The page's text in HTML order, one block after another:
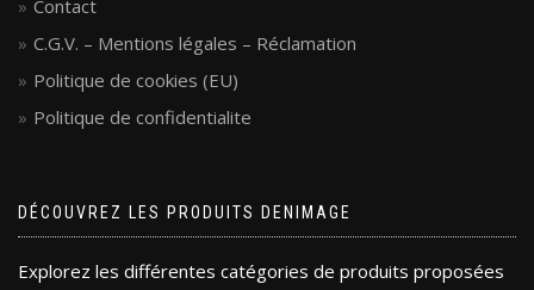
Contact
C.G.V. – Mentions légales – Réclamation
Politique de cookies (EU)
Politique de confidentialite
DÉCOUVREZ LES PRODUITS DENIMAGE
Explorez les différentes catégories de produits proposées